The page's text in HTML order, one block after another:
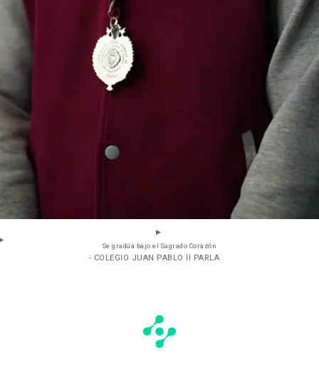
Se gradúa bajo el Sagrado Corazón
- COLEGIO JUAN PABLO II PARLA